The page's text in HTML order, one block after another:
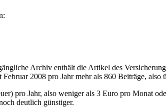
Archiv enthält die Artikel des
2008 pro Jahr mehr als 860 Beiträge,
pro Jahr, also weniger als 3 Euro pro Monat
deutlich günstiger.